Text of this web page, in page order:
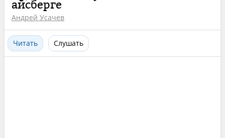
айсберге
Андрей Усачев
Читать Слушать